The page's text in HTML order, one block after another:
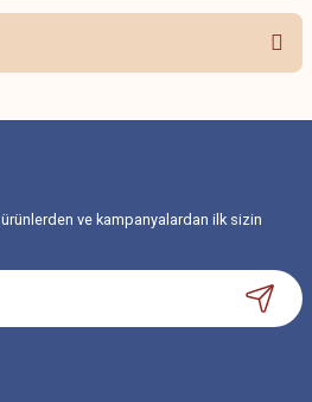
ederiz.
veya görüntülenemiyor.
bilgiler bulunuyor.
olmalı.
ve kampanyalardan ilk sizin